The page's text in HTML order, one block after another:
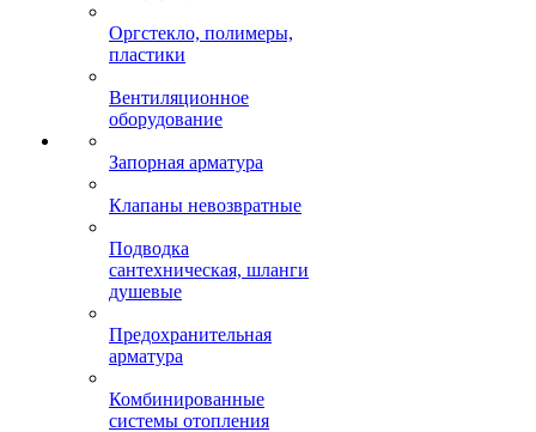
Оргстекло, полимеры,
пластики
Вентиляционное
оборудование
Запорная арматура
Клапаны невозвратные
Подводка
сантехническая, шланги
душевые
Предохранительная
арматура
Комбинированные
системы отопления